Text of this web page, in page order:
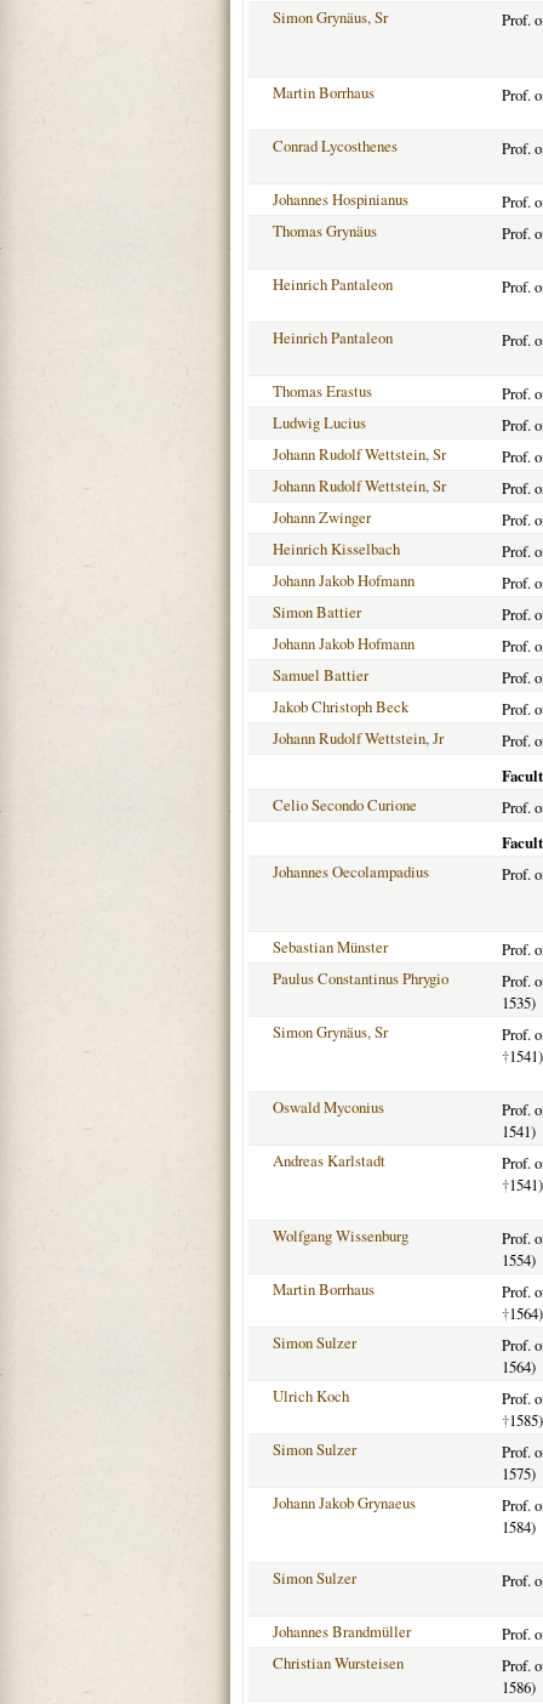
Simon Grynäus, Sr
Prof.
Martin Borrhaus Prof.
Conrad Lycosthenes Prof.
Johannes Hospinianus
Prof.
Thomas Grynäus
Prof.
Heinrich Pantaleon Prof.
Heinrich Pantaleon Prof.
Thomas Erastus
Prof.
Ludwig Lucius
Prof.
Johann Rudolf Wettstein, Sr
Prof.
Johann Rudolf Wettstein, Sr
Prof.
Johann Zwinger
Prof.
Heinrich Kisselbach
Prof.
Johann Jakob Hofmann
Prof.
Simon Battier
Prof.
Johann Jakob Hofmann
Prof.
Samuel Battier
Prof.
Jakob Christoph Beck
Prof.
Johann Rudolf Wettstein, Jr
Prof.
Celio Secondo Curione
Prof.
Johannes Oecolampadius
Prof.
Sebastian Münster
Prof.
Paulus Constantinus Phrygio
Prof.
1535)
Simon Grynäus, Sr
Prof.
†1541)
Oswald Myconius
Prof.
1541)
Andreas Karlstadt
Prof.
†1541)
Wolfgang Wissenburg
Prof.
1554)
Martin Borrhaus
Prof.
†1564)
Simon Sulzer
Prof.
1564)
Ulrich Koch
Prof.
†1585)
Simon Sulzer
Prof.
1575)
Johann Jakob Grynaeus
Prof.
1584)
Simon Sulzer Prof.
Johannes Brandmüller
Prof.
Christian Wursteisen
Prof.
1586)